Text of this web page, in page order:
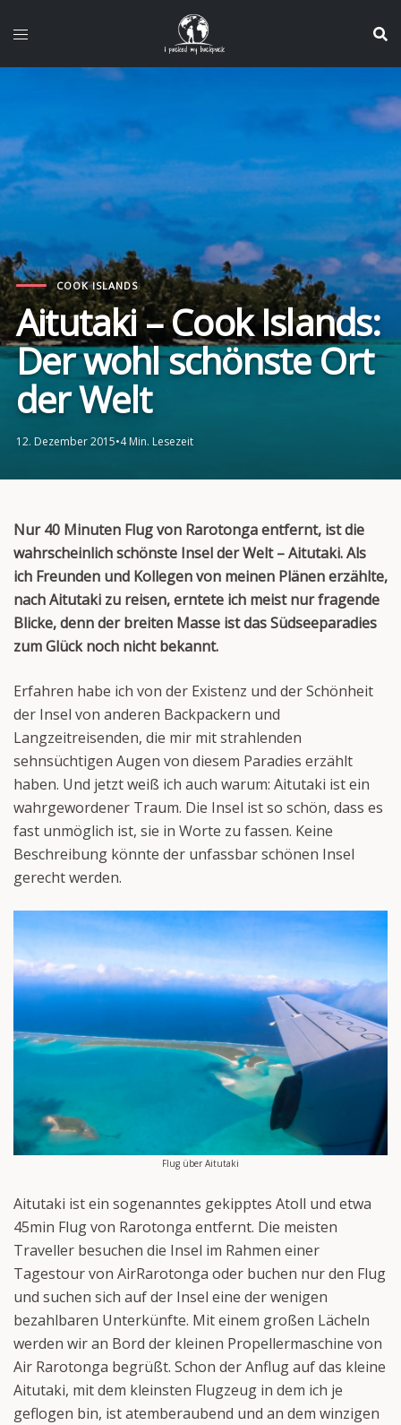
Inhalt
COOK ISLANDS
Aitutaki – Cook Islands:
Der wohl schönste Ort
der Welt
12. Dezember 2015•4 Min. Lesezeit
Nur 40 Minuten Flug von Rarotonga entfernt, ist die
wahrscheinlich schönste Insel der Welt – Aitutaki. Als
ich Freunden und Kollegen von meinen Plänen erzählte,
nach Aitutaki zu reisen, erntete ich meist nur fragende
Blicke, denn der breiten Masse ist das Südseeparadies
zum Glück noch nicht bekannt.
Erfahren habe ich von der Existenz und der Schönheit
der Insel von anderen Backpackern und
Langzeitreisenden, die mir mit strahlenden
sehnsüchtigen Augen von diesem Paradies erzählt
haben. Und jetzt weiß ich auch warum: Aitutaki ist ein
wahrgewordener Traum. Die Insel ist so schön, dass es
fast unmöglich ist, sie in Worte zu fassen. Keine
Beschreibung könnte der unfassbar schönen Insel
gerecht werden.
Flug über Aitutaki
Aitutaki ist ein sogenanntes gekipptes Atoll und etwa
45min Flug von Rarotonga entfernt. Die meisten
Traveller besuchen die Insel im Rahmen einer
Tagestour von AirRarotonga oder buchen nur den Flug
und suchen sich auf der Insel eine der wenigen
bezahlbaren Unterkünfte. Mit einem großen Lächeln
werden wir an Bord der kleinen Propellermaschine von
Air Rarotonga begrüßt. Schon der Anflug auf das kleine
Aitutaki, mit dem kleinsten Flugzeug in dem ich je
geflogen bin, ist atemberaubend und an dem winzigen